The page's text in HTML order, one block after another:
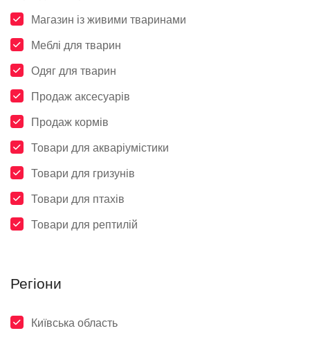
Магазин із живими тваринами
Меблі для тварин
Одяг для тварин
Продаж аксесуарів
Продаж кормів
Товари для акваріумістики
Товари для гризунів
Товари для птахів
Товари для рептилій
Регіони
Київська область